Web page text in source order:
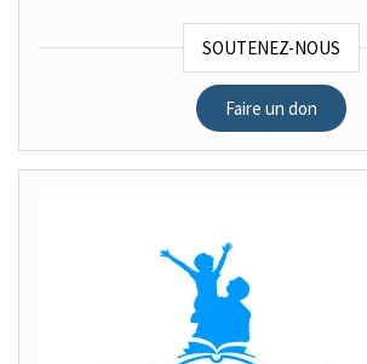
SOUTENEZ-NOUS
Faire un don